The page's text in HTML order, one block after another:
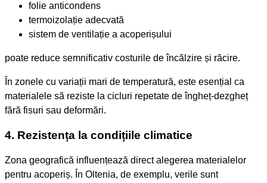
folie anticondens
termoizolație adecvată
sistem de ventilație a acoperișului
poate reduce semnificativ costurile de încălzire și răcire.
În zonele cu variații mari de temperatură, este esențial ca
materialele să reziste la cicluri repetate de îngheț-dezgheț
fără fisuri sau deformări.
4. Rezistența la condițiile climatice
Zona geografică influențează direct alegerea materialelor
pentru acoperiș. În Oltenia, de exemplu, verile sunt